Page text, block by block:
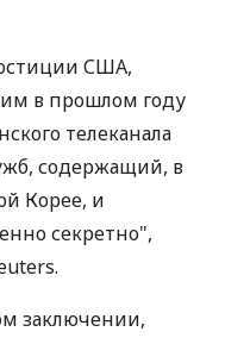
США,
в прошлом году
телеканала
содержащий, в
Корее, и
секретно",
заключении,